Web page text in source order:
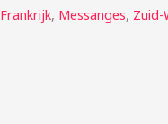
Frankrijk, Messanges, Zuid-